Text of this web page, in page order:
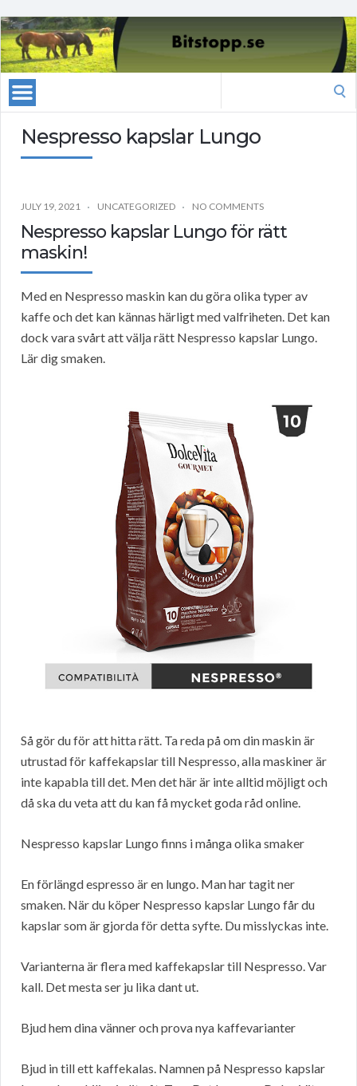
Nespresso kapslar Lungo
JULY 19, 2021 UNCATEGORIZED NO COMMENTS
Nespresso kapslar Lungo för rätt
maskin!
Med en Nespresso maskin kan du göra olika typer av
kaffe och det kan kännas härligt med valfriheten. Det kan
dock vara svårt att välja rätt Nespresso kapslar Lungo.
Lär dig smaken.
Så gör du för att hitta rätt. Ta reda på om din maskin är
utrustad för kaffekapslar till Nespresso, alla maskiner är
inte kapabla till det. Men det här är inte alltid möjligt och
då ska du veta att du kan få mycket goda råd online.
Nespresso kapslar Lungo finns i många olika smaker
En förlängd espresso är en lungo. Man har tagit ner
smaken. När du köper Nespresso kapslar Lungo får du
kapslar som är gjorda för detta syfte. Du misslyckas inte.
Varianterna är flera med kaffekapslar till Nespresso. Var
kall. Det mesta ser ju lika dant ut.
Bjud hem dina vänner och prova nya kaffevarianter
Bjud in till ett kaffekalas. Namnen på Nespresso kapslar